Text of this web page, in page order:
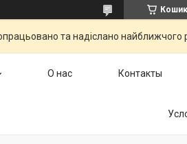
Кошик
та надіслано найближчого
О нас Контакты